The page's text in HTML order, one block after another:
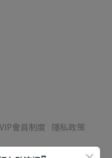
會員制度
隱私政策